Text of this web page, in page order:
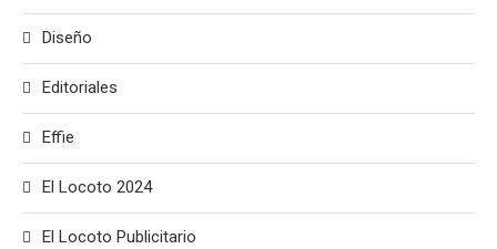
Diseño
Editoriales
Effie
El Locoto 2024
El Locoto Publicitario